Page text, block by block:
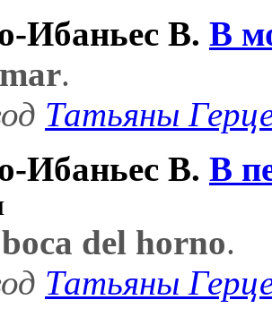
Ибаньес В. В
.
Татьяны
Ибаньес В. В
del horno.
Татьяны